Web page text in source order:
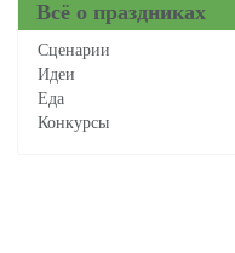
Всё о праздниках
Сценарии
Идеи
Еда
Конкурсы